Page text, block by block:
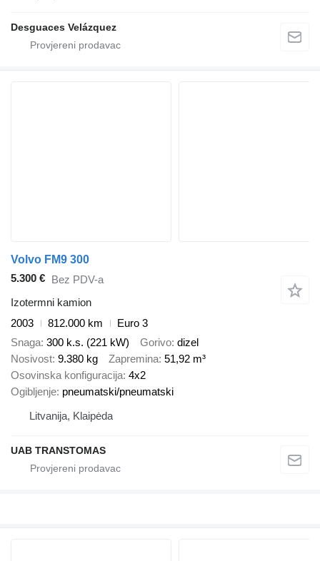
Desguaces Velázquez
Volvo FM9 300
5.300 € Bez PDV-a
Izotermni kamion
2003
812.000 km
Euro 3
Snaga 300 k.s. (221 kW) Gorivo dizel
Nosivost 9.380 kg Zapremina 51,92 m³
Osovinska konfiguracija 4x2
Ogibljenje pneumatski/pneumatski
Litvanija, Klaipėda
UAB TRANSTOMAS